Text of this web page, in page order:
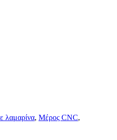
λαμαρίνα, Μέρος CNC,